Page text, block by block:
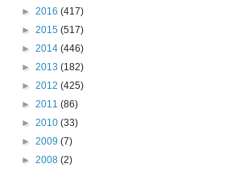
► 2016 (417)
► 2015 (517)
► 2014 (446)
► 2013 (182)
► 2012 (425)
► 2011 (86)
► 2010 (33)
► 2009 (7)
► 2008 (2)